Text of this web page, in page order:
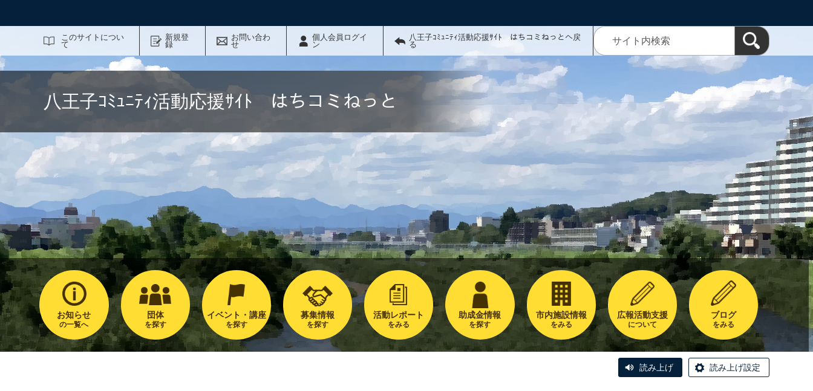
このサイトについ
て
新規登
録
お問い合わ
せ
個人会員ログイ
ン
八王子ｺﾐｭﾆﾃｨ活動応援ｻｲﾄ はちコミねっとへ戻
る
八王子ｺﾐｭﾆﾃｨ活動応援ｻｲﾄ はちコミねっと
お知らせ
の一覧へ
団体
を探す
イベント・講座
を探す
募集情報
を探す
活動レポート
をみる
助成金情報
を探す
市内施設情報
をみる
広報活動支援
について
ブログ
をみる
読み上げ 読み上げ設定